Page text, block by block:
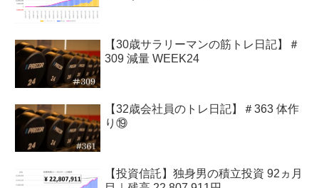
【30歳サラリーマンの筋トレ日記】＃
309 減量 WEEK24
【32歳会社員のトレ日記】＃363 体作
り⑲
【投資信託】独身男の積立投資 92ヵ月